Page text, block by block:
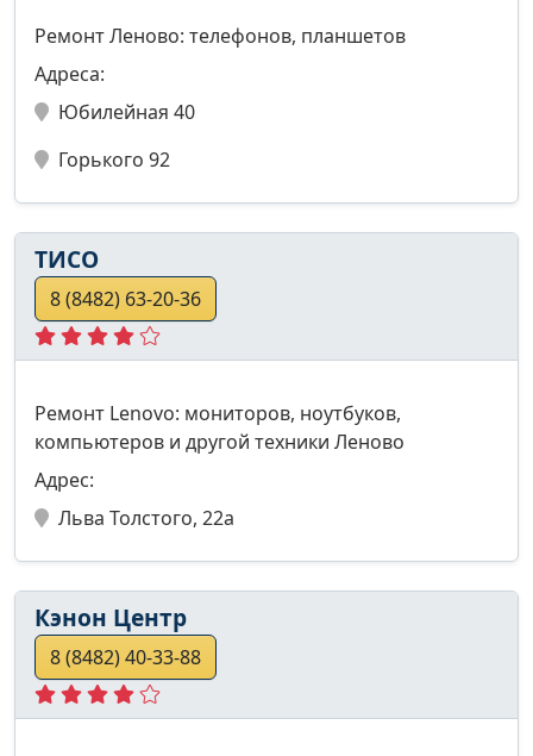
Ремонт Леново: телефонов, планшетов
Адреса:
Юбилейная 40
Горького 92
ТИСО
8 (8482) 63-20-36
Ремонт Lenovo: мониторов, ноутбуков,
компьютеров и другой техники Леново
Адрес:
Льва Толстого, 22а
Кэнон Центр
8 (8482) 40-33-88